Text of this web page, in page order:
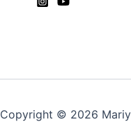
Copyright © 2026